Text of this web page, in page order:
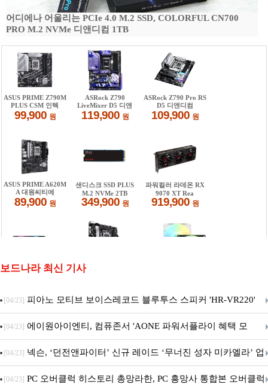
어디에나 어울리는 PCIe 4.0 M.2 SSD, COLORFUL CN700
PRO M.2 NVMe 디앤디컴 1TB
보드나라 최신 기사
[04/23] 피아노 모티브 보이스레코드 블루투스 스피커 'HR-VR220'
출시
[04/23] 에이원아이엔티, 컴퓨존서 'AONE 파워서플라이 혜택 모
음.ZIP' 이벤트 진행
[04/23] 넥슨, ‘던전앤파이터’ 신규 레이드 ‘무너진 성자 미카엘라’ 업
데이트!
[04/23] PC 오버클럭 히스토리 총망라한, PC 흥망사 통합본 오버클럭